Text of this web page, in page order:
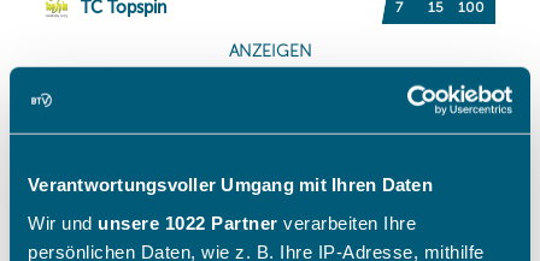
Verantwortungsvoller Umgang mit Ihren Daten
Wir und unsere 1022 Partner verarbeiten Ihre
persönlichen Daten, wie z. B. Ihre IP-Adresse, mithilfe